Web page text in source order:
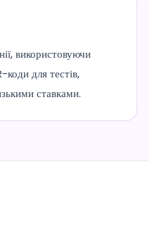
використовуючи
коди для тестів,
ставками.